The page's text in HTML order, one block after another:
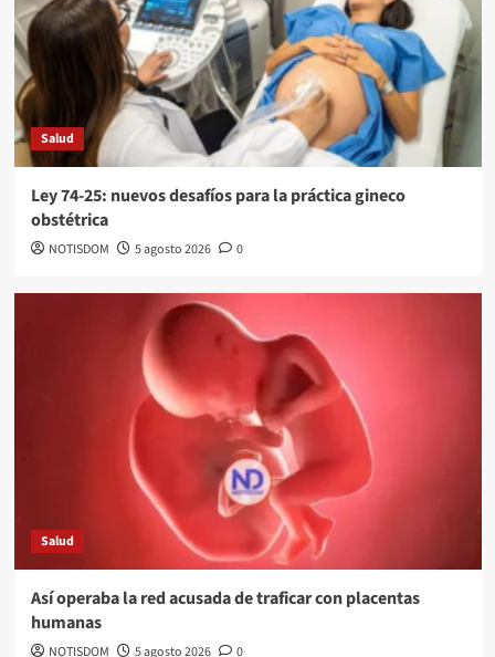
Salud
Ley 74-25: nuevos desafíos para la práctica gineco
obstétrica
NOTISDOM 5 agosto 2026 0
Salud
Así operaba la red acusada de traficar con placentas
humanas
NOTISDOM 5 agosto 2026 0